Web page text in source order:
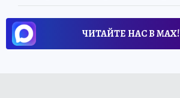
ЧИТАЙТЕ НАС В МАХ!